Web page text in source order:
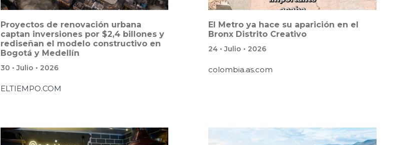
Proyectos de renovación urbana
captan inversiones por $2,4 billones y
rediseñan el modelo constructivo en
Bogotá y Medellín
30 • Julio • 2026
ELTIEMPO.COM
El Metro ya hace su aparición en el
Bronx Distrito Creativo
24 • Julio • 2026
colombia.as.com